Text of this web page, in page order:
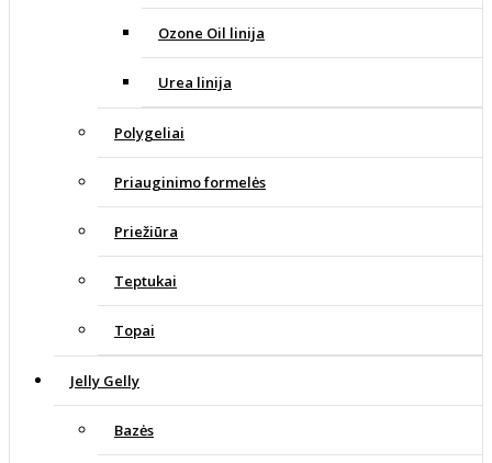
Ozone Oil linija
Urea linija
Polygeliai
Priauginimo formelės
Priežiūra
Teptukai
Topai
Jelly Gelly
Bazės